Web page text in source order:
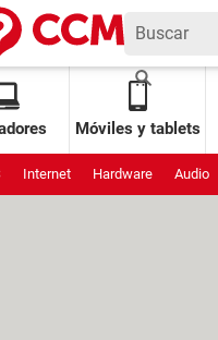
Móviles y tablets
Internet Hardware Audio